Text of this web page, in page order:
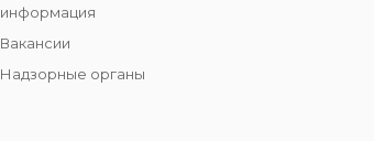
информация
Вакансии
Надзорные органы